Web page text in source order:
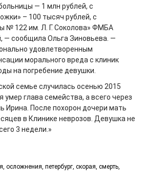
— 1 млн рублей, с
– 100 тысяч рублей, с
№ 122 им. Л. Г. Соколова» ФМБА
— сообщила Ольга Зиновьева. —
удовлетворенным
морального вреда с клиник
на погребение девушки.
семье случилась осенью 2015
умер глава семейства, а всего через
Ирина. После похорон дочери мать
в Клинике неврозов. Девушка не
3 недели.»
, осложнения, петербург, скорая, смерть,